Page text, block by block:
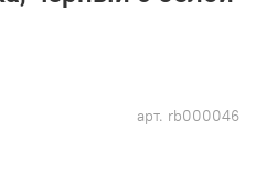
арт. rb000046